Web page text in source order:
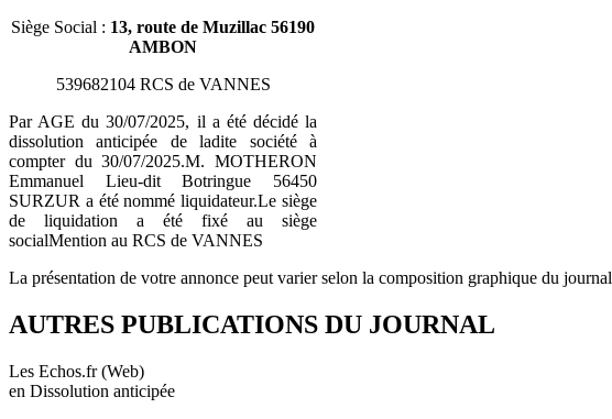
Siège Social : 13, route de Muzillac 56190
AMBON
539682104 RCS de VANNES
Par AGE du 30/07/2025, il a été décidé la
dissolution anticipée de ladite société à
compter du 30/07/2025.M. MOTHERON
Emmanuel Lieu-dit Botringue 56450
SURZUR a été nommé liquidateur.Le siège
de liquidation a été fixé au siège
socialMention au RCS de VANNES
La présentation de votre annonce peut varier selon la composition graphique du journal
AUTRES PUBLICATIONS DU JOURNAL
Les Echos.fr (Web)
en Dissolution anticipée